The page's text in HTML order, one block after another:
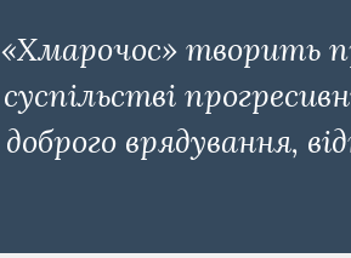
«Хмарочос» творить
суспільстві
доброго врядування,